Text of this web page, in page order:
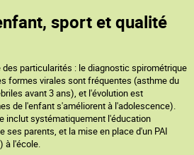
sport et qualité
particularités : le diagnostic spirométrique
formes virales sont fréquentes (asthme du
avant 3 ans), et l'évolution est
de l'enfant s'améliorent à l'adolescence).
inclut systématiquement l'éducation
ses parents, et la mise en place d'un PAI
à l'école.